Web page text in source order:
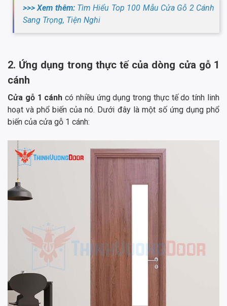
>>> Xem thêm: Tìm Hiểu Top 100 Mẫu Cửa Gỗ 2 Cánh
Sang Trọng, Tiện Nghi
2. Ứng dụng trong thực tế của dòng cửa gỗ 1
cánh
Cửa gỗ 1 cánh có nhiều ứng dụng trong thực tế do tính linh
hoạt và phổ biến của nó. Dưới đây là một số ứng dụng phổ
biến của cửa gỗ 1 cánh: